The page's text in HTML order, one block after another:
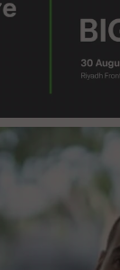
" href="#">